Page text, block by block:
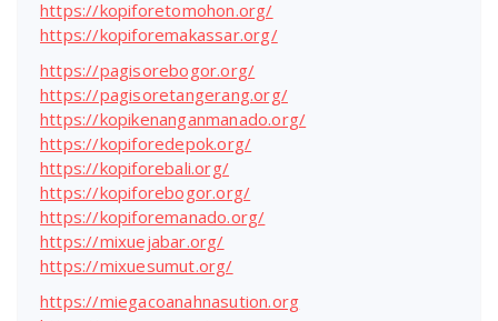
https://kopiforetomohon.org/
https://kopiforemakassar.org/
https://pagisorebogor.org/
https://pagisoretangerang.org/
https://kopikenanganmanado.org/
https://kopiforedepok.org/
https://kopiforebali.org/
https://kopiforebogor.org/
https://kopiforemanado.org/
https://mixuejabar.org/
https://mixuesumut.org/
https://miegacoanahnasution.org